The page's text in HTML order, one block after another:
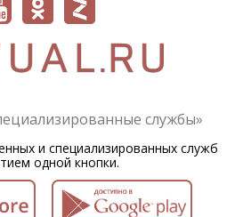
службы»
и специализированных служб
одной кнопки.